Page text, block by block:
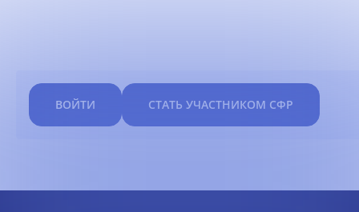
ВОЙТИ СТАТЬ УЧАСТНИКОМ СФР